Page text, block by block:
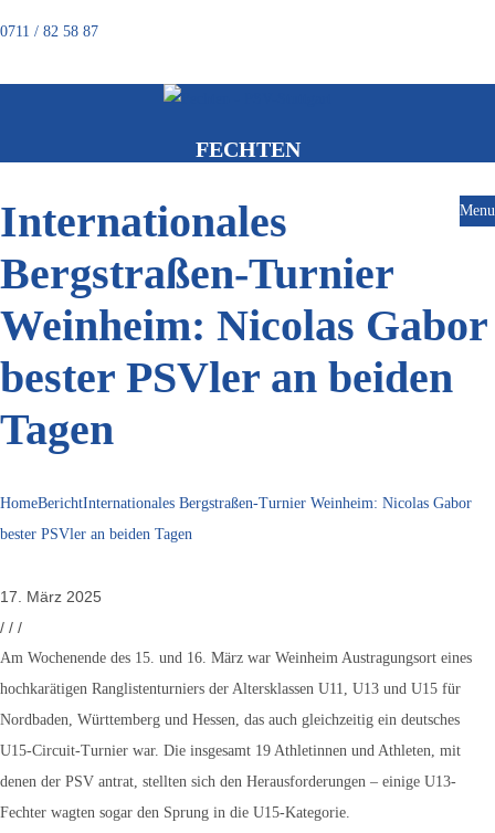
0711 / 82 58 87
FECHTEN
Menu
Internationales
Bergstraßen-Turnier
Weinheim: Nicolas Gabor
bester PSVler an beiden
Tagen
HomeBerichtInternationales Bergstraßen-Turnier Weinheim: Nicolas Gabor
bester PSVler an beiden Tagen
17. März 2025
/ / /
Am Wochenende des 15. und 16. März war Weinheim Austragungsort eines
hochkarätigen Ranglistenturniers der Altersklassen U11, U13 und U15 für
Nordbaden, Württemberg und Hessen, das auch gleichzeitig ein deutsches
U15-Circuit-Turnier war. Die insgesamt 19 Athletinnen und Athleten, mit
denen der PSV antrat, stellten sich den Herausforderungen – einige U13-
Fechter wagten sogar den Sprung in die U15-Kategorie.